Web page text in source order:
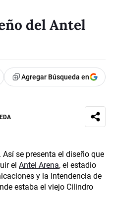
del Antel
Agregar Búsqueda en
se presenta el diseño que
el Antel Arena, el estadio
y la Intendencia de
estaba el viejo Cilindro